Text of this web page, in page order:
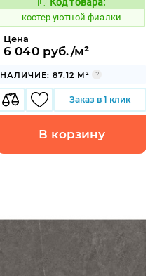
810739
костер уютной фиалки
Цена
6 040 руб./м²
НАЛИЧИЕ: 87.12 М²
Заказ в 1 клик
В корзину